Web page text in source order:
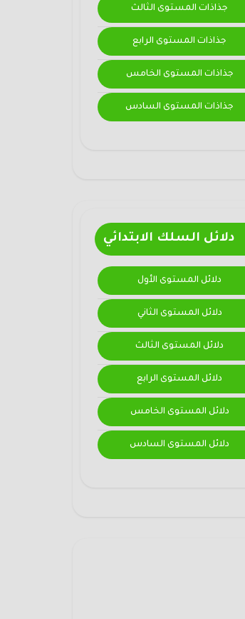
جذاذات المستوى الثالث
جذاذات المستوى الرابع
جذاذات المستوى الخامس
جذاذات المستوى السادس
دلائل السلك الابتدائي
دلائل المستوى الأول
دلائل المستوى الثاني
دلائل المستوى الثالث
دلائل المستوى الرابع
دلائل المستوى الخامس
دلائل المستوى السادس